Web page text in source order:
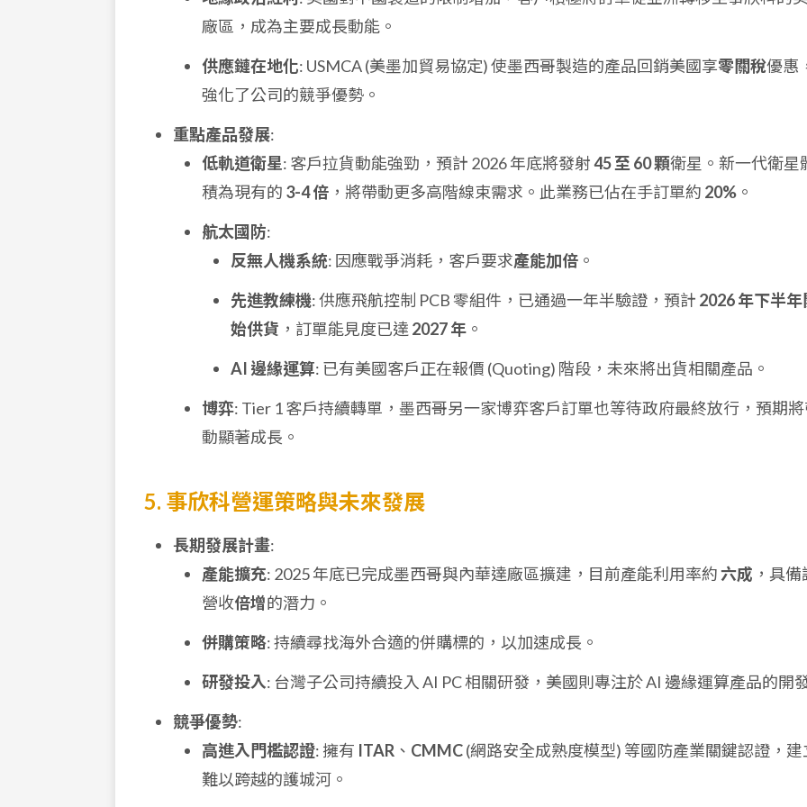
廠區，成為主要成長動能。
供應鏈在地化: USMCA (美墨加貿易協定) 使墨西哥製造的產品回銷美國享零關稅優惠
強化了公司的競爭優勢。
重點產品發展:
低軌道衛星: 客戶拉貨動能強勁，預計 2026 年底將發射45 至 60 顆衛星。新一代衛星
積為現有的 3-4 倍 ，將帶動更多高階線束需求。此業務已佔在手訂單約 20% 。
航太國防:
反無人機系統: 因應戰爭消耗，客戶要求產能加倍 。
先進教練機: 供應飛航控制 PCB 零組件，已通過一年半驗證，預計 2026 年下半年
始供貨 ，訂單能見度已達 2027 年 。
AI 邊緣運算: 已有美國客戶正在報價 (Quoting) 階段，未來將出貨相關產品。
博弈: Tier 1 客戶持續轉單，墨西哥另一家博弈客戶訂單也等待政府最終放行，預期
動顯著成長。
5. 事欣科營運策略與未來發展
長期發展計畫:
產能擴充: 2025 年底已完成墨西哥與內華達廠區擴建，目前產能利用率約六成 ，具備
營收倍增的潛力。
併購策略: 持續尋找海外合適的併購標的，以加速成長。
研發投入: 台灣子公司持續投入 AI PC 相關研發，美國則專注於 AI 邊緣運算產品的開
競爭優勢:
高進入門檻認證: 擁有 ITAR 、 CMMC(網路安全成熟度模型) 等國防產業關鍵認證，建
難以跨越的護城河。